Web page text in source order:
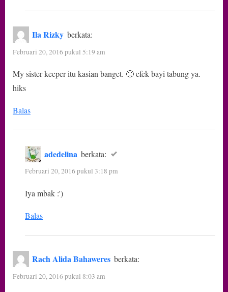
Ila Rizky berkata:
Februari 20, 2016 pukul 5:19 am
My sister keeper itu kasian banget. 🙁 efek bayi tabung ya.
hiks
Balas
adedelina berkata:
Februari 20, 2016 pukul 3:18 pm
Iya mbak :')
Balas
Rach Alida Bahaweres berkata:
Februari 20, 2016 pukul 8:03 am